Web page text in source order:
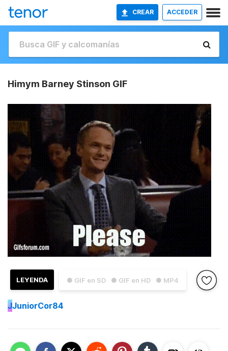
CREAR ACCEDER
Himym Barney Stinson GIF
● GIF en SD ● GIF en HD ● MP4
LEYENDA
JJuniorCor84